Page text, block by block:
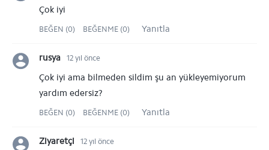
Çok iyi
BEĞEN (0) BEĞENME (0) Yanıtla
rusya 12 yıl önce
Çok iyi ama bilmeden sildim şu an yükleyemiyorum
yardım edersiz?
BEĞEN (0) BEĞENME (0) Yanıtla
Ziyaretçi 12 yıl önce